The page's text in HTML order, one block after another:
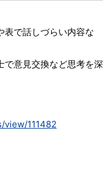
表で話しづらい内容な
で意見交換など思考を深
111482